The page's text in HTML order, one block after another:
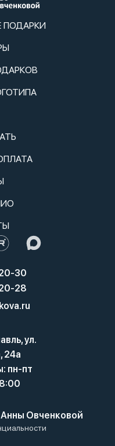
ПОДАРКИ
30
28
ул.
24а
пн-пт
Овченковой